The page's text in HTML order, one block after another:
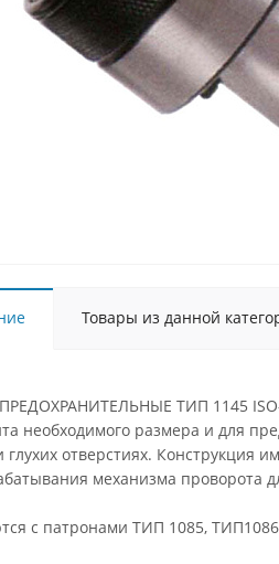
Товары из данной
ТИП 1145 ISO-
необходимого размера и для
глухих отверстиях. Конструкция
механизма проворота
с патронами ТИП 1085,